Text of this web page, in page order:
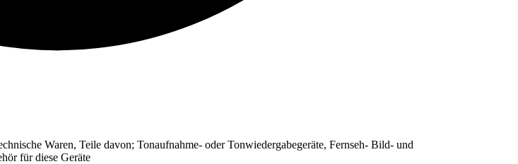
Waren, Teile davon; Tonaufnahme- oder Tonwiedergabegeräte, Fernseh- Bild- und
für diese Geräte